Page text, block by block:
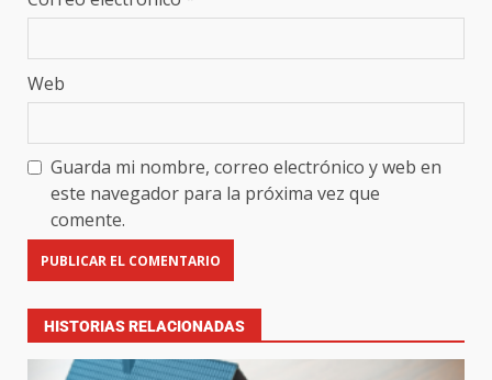
Web
Guarda mi nombre, correo electrónico y web en
este navegador para la próxima vez que
comente.
HISTORIAS RELACIONADAS